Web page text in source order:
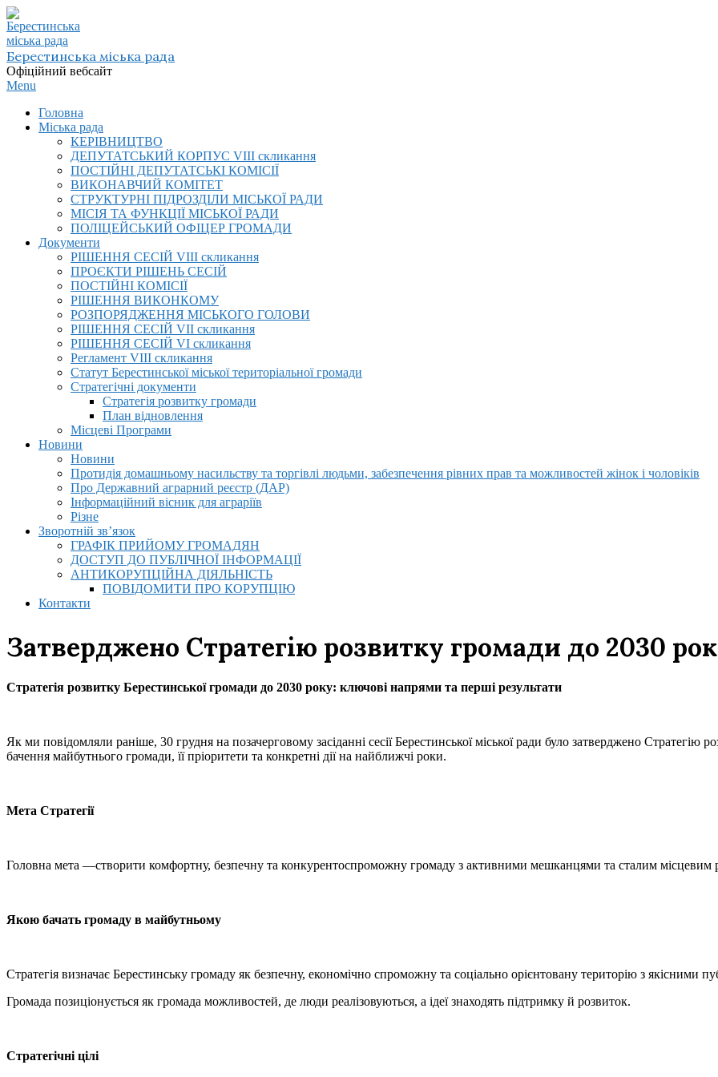
Skip
to
content
Берестинська міська рада
Офіційний вебсайт
Primary
Menu
Menu
Головна
Міська рада
КЕРІВНИЦТВО
ДЕПУТАТСЬКИЙ КОРПУС VIІI скликання
ПОСТІЙНІ ДЕПУТАТСЬКІ КОМІСІЇ
ВИКОНАВЧИЙ КОМІТЕТ
СТРУКТУРНІ ПІДРОЗДІЛИ МІСЬКОЇ РАДИ
МІСІЯ ТА ФУНКЦІЇ МІСЬКОЇ РАДИ
ПОЛІЦЕЙСЬКИЙ ОФІЦЕР ГРОМАДИ
Документи
РІШЕННЯ СЕСІЙ VIІI скликання
ПРОЄКТИ РІШЕНЬ СЕСІЙ
ПОСТІЙНІ КОМІСІЇ
РІШЕННЯ ВИКОНКОМУ
РОЗПОРЯДЖЕННЯ МІСЬКОГО ГОЛОВИ
РІШЕННЯ СЕСІЙ VII скликання
РІШЕННЯ СЕСІЙ VI скликання
Регламент VIІI скликання
Статут Берестинської міської територіальної громади
Стратегічні документи
Стратегія розвитку громади
План відновлення
Місцеві Програми
Новини
Новини
Протидія домашньому насильству та торгівлі людьми, забезпечення рівних прав та можливостей жінок і чоловіків
Про Державний аграрний реєстр (ДАР)
Інформаційний вісник для аграріїв
Різне
Зворотній зв’язок
ГРАФІК ПРИЙОМУ ГРОМАДЯН
ДОСТУП ДО ПУБЛІЧНОЇ ІНФОРМАЦІЇ
АНТИКОРУПЦІЙНА ДІЯЛЬНІСТЬ
ПОВІДОМИТИ ПРО КОРУПЦІЮ
Контакти
Затверджено Стратегію розвитку громади до 2030
Стратегія розвитку Берестинської громади до 2030 року: ключові напрями та перші результати
Як ми повідомляли раніше, 30 грудня на позачерговому засіданні сесії Берестинської міської ради було затверджено
бачення майбутнього громади, її пріоритети та конкретні дії на найближчі роки.
Мета Стратегії
Головна мета —створити комфортну, безпечну та конкурентоспроможну громаду з активними мешканцями та сталим місцевим
Якою бачать громаду в майбутньому
Стратегія визначає Берестинську громаду як безпечну, економічно спроможну та соціально орієнтовану територію з якісними
Громада позиціонується як громада можливостей, де люди реалізовуються, а ідеї знаходять підтримку й розвиток.
Стратегічні цілі